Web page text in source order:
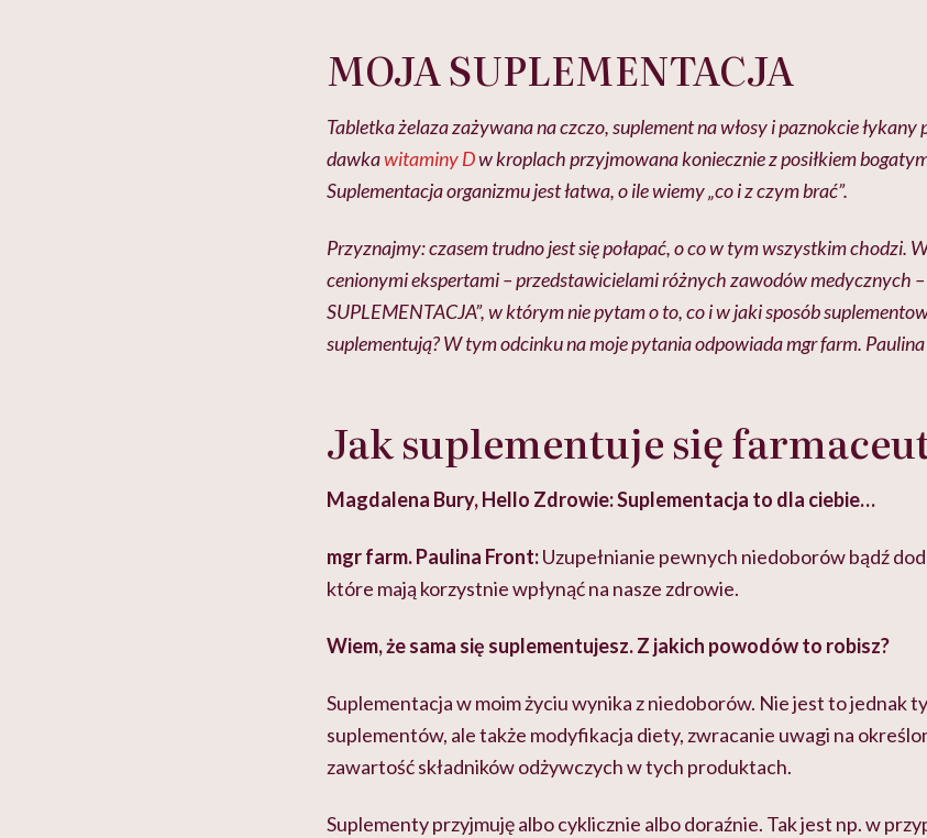
MOJA SUPLEMENTACJA
Tabletka żelaza zażywana na czczo, suplement na włosy i paznokcie łykany
dawkawitaminy Dw kroplach przyjmowana koniecznie z posiłkiem
Suplementacja organizmu jest łatwa, o ile wiemy „co i z czym brać”.
Przyznajmy: czasem trudno jest się połapać, o co w tym wszystkim chodzi.
cenionymi ekspertami – przedstawicielami różnych zawodów medycznych
SUPLEMENTACJA”, w którym nie pytam o to, co i w jaki sposób
suplementują? W tym odcinku na moje pytania odpowiada mgr farm.
Jak suplementuje się
Magdalena Bury, Hello Zdrowie: Suplementacja to dla ciebie…
mgr farm. Paulina Front:Uzupełnianie pewnych niedoborów bądź
które mają korzystnie wpłynąć na nasze zdrowie.
Wiem, że sama się suplementujesz. Z jakich powodów to robisz?
Suplementacja w moim życiu wynika z niedoborów. Nie jest to jednak
suplementów, ale także modyfikacja diety, zwracanie uwagi na
zawartość składników odżywczych w tych produktach.
Suplementy przyjmuję albo cyklicznie albo doraźnie. Tak jest np. w